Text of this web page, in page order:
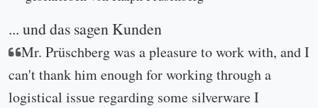
... und das sagen Kunden
Mr. Prüschberg was a pleasure to work with, and I
can't thank him enough for working through a
logistical issue regarding some silverware I